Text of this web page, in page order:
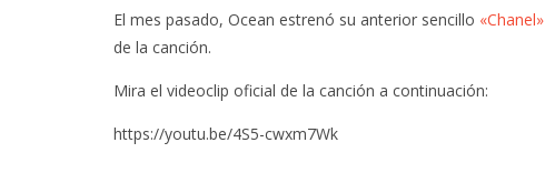
El mes pasado, Ocean estrenó su anterior sencillo «Chanel»
de la canción.
Mira el videoclip oficial de la canción a continuación:
https://youtu.be/4S5-cwxm7Wk